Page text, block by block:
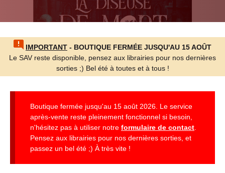
IMPORTANT - BOUTIQUE FERMÉE JUSQU'AU 15 AOÛT
Le SAV reste disponible, pensez aux librairies pour nos dernières
sorties ;) Bel été à toutes et à tous !
Boutique fermée jusqu'au 15 août 2026. Le service
après-vente reste pleinement fonctionnel si besoin,
n'hésitez pas à utiliser notre formulaire de contact
Pensez aux librairies pour nos dernières sorties, et
passez un bel été ;) À très vite !